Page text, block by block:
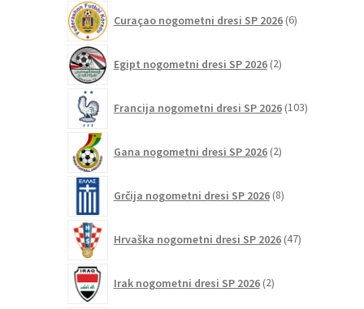
Curaçao nogometni dresi SP 2026 6izdelkov
Egipt nogometni dresi SP 2026 2izdelka
Francija nogometni dresi SP 2026 103izdelki
Gana nogometni dresi SP 2026 2izdelka
Grčija nogometni dresi SP 2026 8izdelkov
Hrvaška nogometni dresi SP 2026 47izdelkov
Irak nogometni dresi SP 2026 2izdelka